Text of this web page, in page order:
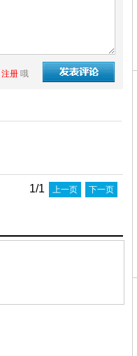
注册 哦
1/1 上一页 下一页